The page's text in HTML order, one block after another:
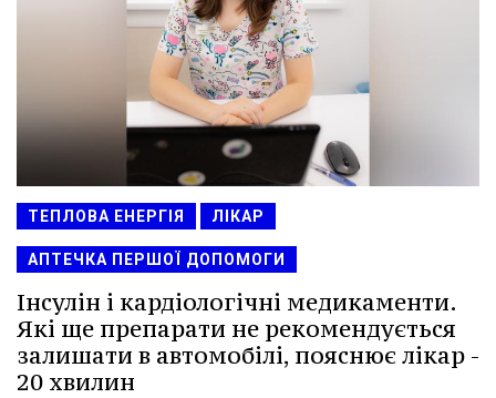
ТЕПЛОВА ЕНЕРГІЯ ЛІКАР
АПТЕЧКА ПЕРШОЇ ДОПОМОГИ
Інсулін і кардіологічні медикаменти.
Які ще препарати не рекомендується
залишати в автомобілі, пояснює лікар -
20 хвилин